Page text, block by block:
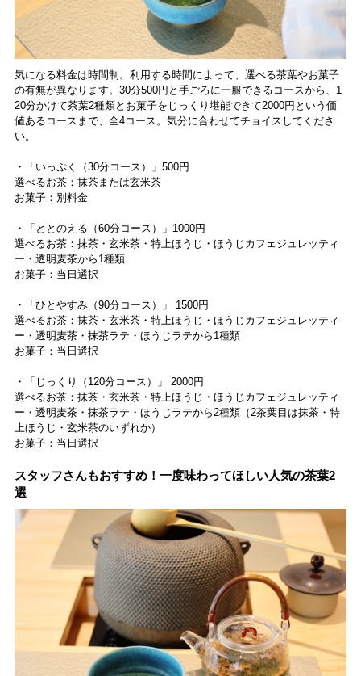
気になる料金は時間制。利用する時間によって、選べる茶葉やお菓子
の有無が異なります。30分500円と手ごろに一服できるコースから、1
20分かけて茶葉2種類とお菓子をじっくり堪能できて2000円という価
値あるコースまで、全4コース。気分に合わせてチョイスしてくださ
い。
・「いっぷく（30分コース）」500円
選べるお茶：抹茶または玄米茶
お菓子：別料金
・「ととのえる（60分コース）」1000円
選べるお茶：抹茶・玄米茶・特上ほうじ・ほうじカフェジュレッティ
ー・透明麦茶から1種類
お菓子：当日選択
・「ひとやすみ（90分コース）」 1500円
選べるお茶：抹茶・玄米茶・特上ほうじ・ほうじカフェジュレッティ
ー・透明麦茶・抹茶ラテ・ほうじラテから1種類
お菓子：当日選択
・「じっくり（120分コース）」 2000円
選べるお茶：抹茶・玄米茶・特上ほうじ・ほうじカフェジュレッティ
ー・透明麦茶・抹茶ラテ・ほうじラテから2種類（2茶葉目は抹茶・特
上ほうじ・玄米茶のいずれか）
お菓子：当日選択
スタッフさんもおすすめ！一度味わってほしい人気の茶葉2
選